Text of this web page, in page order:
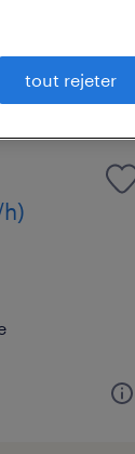
tout rejeter